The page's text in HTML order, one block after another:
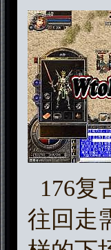
176复
往回走